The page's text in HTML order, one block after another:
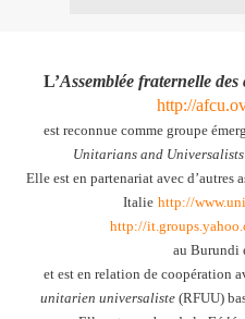
L’Assemblée fraternelle
http://
est reconnue comme groupe
Unitarians and Universalists
Elle est en partenariat avec d’autres
Italie http://www.uni
http://
au Burundi
et est en relation de coopération
unitarien universaliste(RFUU)